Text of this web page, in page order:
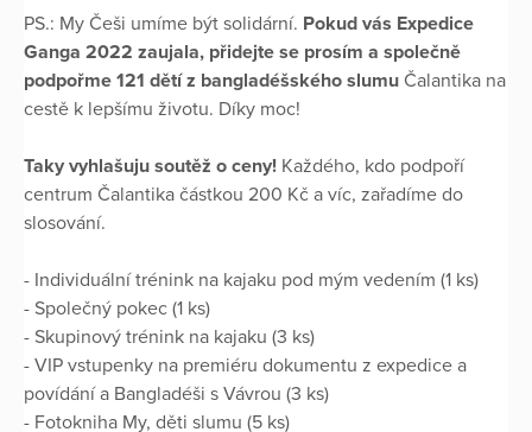
PS.: My Češi umíme být solidární. Pokud vás Expedice
Ganga 2022 zaujala, přidejte se prosím a společně
podpořme 121 dětí z bangladéšského slumu Čalantika na
cestě k lepšímu životu. Díky moc!
Taky vyhlašuju soutěž o ceny! Každého, kdo podpoří
centrum Čalantika částkou 200 Kč a víc, zařadíme do
slosování.
- Individuální trénink na kajaku pod mým vedením (1 ks)
- Společný pokec (1 ks)
- Skupinový trénink na kajaku (3 ks)
- VIP vstupenky na premiéru dokumentu z expedice a
povídání a Bangladéši s Vávrou (3 ks)
- Fotokniha My, děti slumu (5 ks)